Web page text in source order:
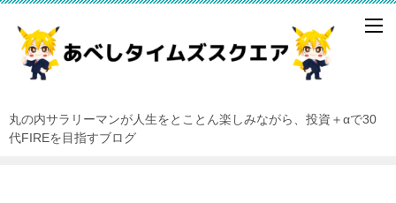
丸の内サラリーマンが人生をとことん楽しみながら、投資＋αで30
代FIREを目指すブログ